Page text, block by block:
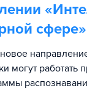
«
сфере»
могут работать